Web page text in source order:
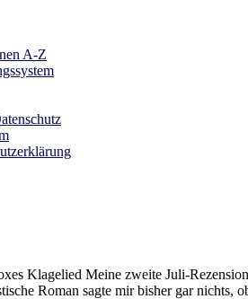
niemals enden
A-Z
Klagelied Meine zweite Juli-
Roman sagte mir bisher gar